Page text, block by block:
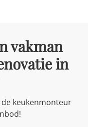
vakman
in
keukenmonteur